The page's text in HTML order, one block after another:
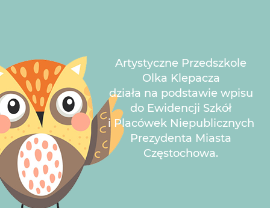
Artystyczne Przedszkole
Olka Klepacza
działa na podstawie wpisu
do Ewidencji Szkół
i Placówek Niepublicznych
Prezydenta Miasta
Częstochowa.